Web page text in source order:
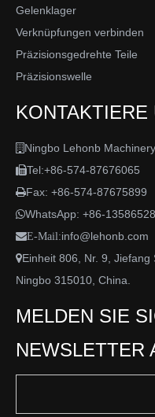
Gelenklager
Verknüpfungen verbinden
Präzisionsgedrehte Teile
Präzisionswelle
KONTAKTIERE
 Ningbo Lehonb
Tel:+86-574-87676065
Fax: +86-574-87675899
WhatsApp: +86-
E-Mail:info@lehonb.com
Einheit 806, Nr. 9, Jiefang
Ningbo 315010, China.
MELDEN SIE
NEWSLETTER